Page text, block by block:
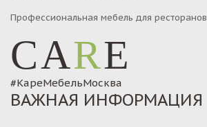
Профессиональная мебель для ресторанов
CARE
#КареМебельМосква
ВАЖНАЯ ИНФОРМАЦИЯ